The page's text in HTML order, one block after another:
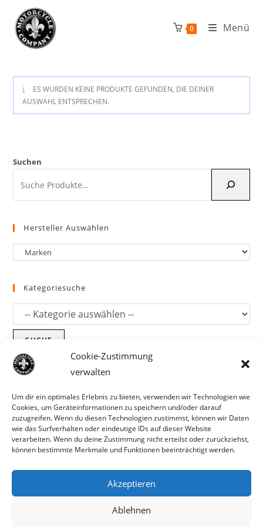
Cookie-Zustimmung
verwalten
Um dir ein optimales Erlebnis zu bieten, verwenden wir Technologien wie
Cookies, um Geräteinformationen zu speichern und/oder darauf
zuzugreifen. Wenn du diesen Technologien zustimmst, können wir Daten
wie das Surfverhalten oder eindeutige IDs auf dieser Website
verarbeiten. Wenn du deine Zustimmung nicht erteilst oder zurückziehst,
können bestimmte Merkmale und Funktionen beeinträchtigt werden.
Akzeptieren
Ablehnen
Parts für Harley Davidson, Indian und
Inhalt
springen
0 Menü
ES WURDEN KEINE PRODUKTE GEFUNDEN, DIE DEINER
AUSWAHL ENTSPRECHEN.
Suchen
Hersteller Auswählen
Kategoriesuche
SUCHE